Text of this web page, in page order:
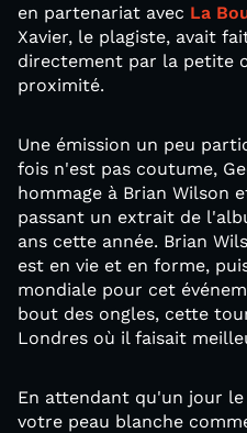
en partenariat avec La
Xavier, le plagiste, avait
directement par la petite
proximité.
Une émission un peu
fois n'est pas coutume,
hommage à Brian Wilson
passant un extrait de
ans cette année. Brian
est en vie et en forme,
mondiale pour cet
bout des ongles, cette
Londres où il faisait
En attendant qu'un jour
votre peau blanche